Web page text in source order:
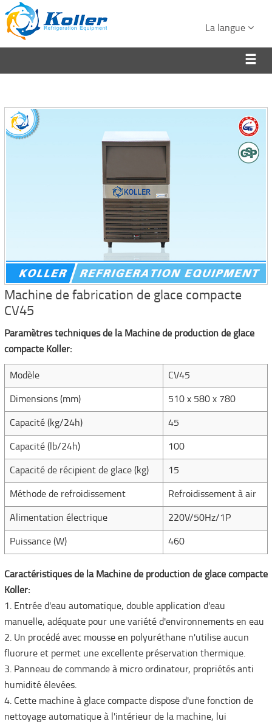
La langue
Machine de fabrication de glace compacte
CV45
Paramètres techniques de la Machine de production de glace
compacte Koller:
Modèle CV45
Dimensions (mm) 510 x 580 x 780
Capacité (kg/24h) 45
Capacité (lb/24h) 100
Capacité de récipient de glace (kg) 15
Méthode de refroidissement Refroidissement à air
Alimentation électrique 220V/50Hz/1P
Puissance (W) 460
Caractéristiques de la Machine de production de glace compacte
Koller:
1. Entrée d'eau automatique, double application d'eau
manuelle, adéquate pour une variété d'environnements en eau
2. Un procédé avec mousse en polyuréthane n'utilise aucun
fluorure et permet une excellente préservation thermique.
3. Panneau de commande à micro ordinateur, propriétés anti
humidité élevées.
4. Cette machine à glace compacte dispose d'une fonction de
nettoyage automatique à l'intérieur de la machine, lui